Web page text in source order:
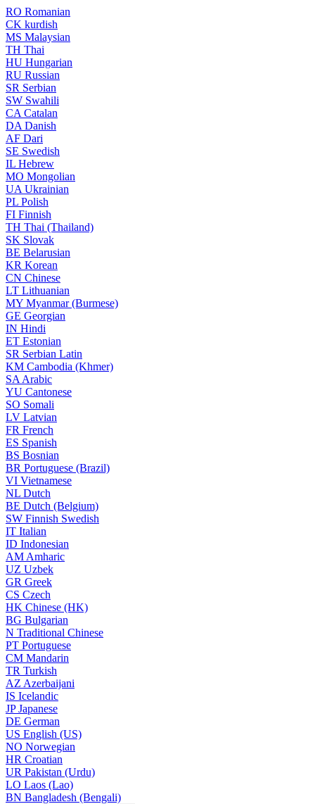
RO Romanian
CK kurdish
MS Malaysian
TH Thai
HU Hungarian
RU Russian
SR Serbian
SW Swahili
CA Catalan
DA Danish
AF Dari
SE Swedish
IL Hebrew
MO Mongolian
UA Ukrainian
PL Polish
FI Finnish
TH Thai (Thailand)
SK Slovak
BE Belarusian
KR Korean
CN Chinese
LT Lithuanian
MY Myanmar (Burmese)
GE Georgian
IN Hindi
ET Estonian
SR Serbian Latin
KM Cambodia (Khmer)
SA Arabic
YU Cantonese
SO Somali
LV Latvian
FR French
ES Spanish
BS Bosnian
BR Portuguese (Brazil)
VI Vietnamese
NL Dutch
BE Dutch (Belgium)
SW Finnish Swedish
IT Italian
ID Indonesian
AM Amharic
UZ Uzbek
GR Greek
CS Czech
HK Chinese (HK)
BG Bulgarian
N Traditional Chinese
PT Portuguese
CM Mandarin
TR Turkish
AZ Azerbaijani
IS Icelandic
JPJapanese
DE German
US English (US)
NO Norwegian
HR Croatian
UR Pakistan (Urdu)
LO Laos (Lao)
BN Bangladesh (Bengali)